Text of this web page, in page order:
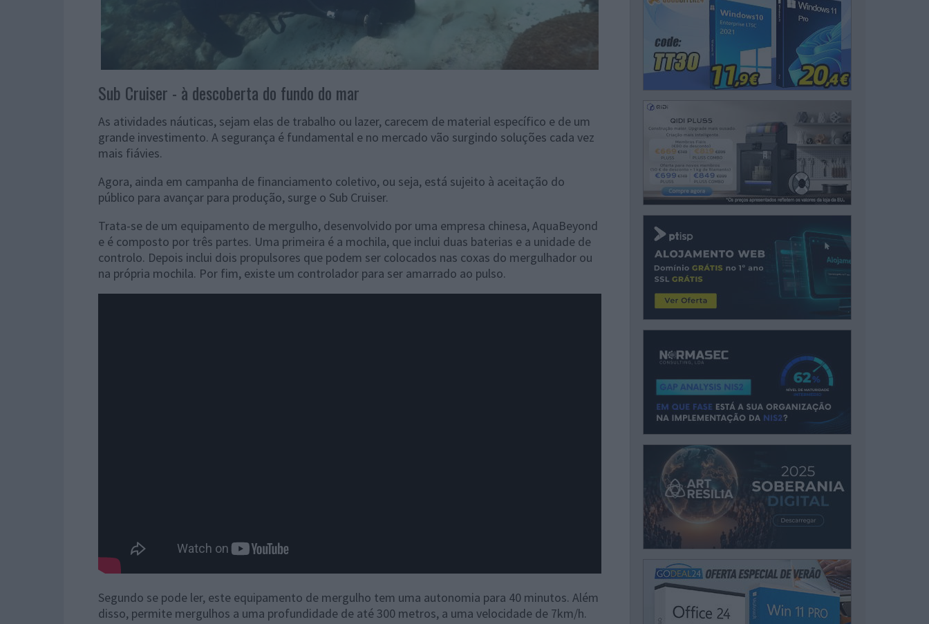
Sub Cruiser - à descoberta do fundo do mar
As atividades náuticas, sejam elas de trabalho ou lazer, carecem de material específico e de um
grande investimento. A segurança é fundamental e no mercado vão surgindo soluções cada vez
mais fiávies.
Agora, ainda em campanha de financiamento coletivo, ou seja, está sujeito à aceitação do
público para avançar para produção, surge o Sub Cruiser.
Trata-se de um equipamento de mergulho, desenvolvido por uma empresa chinesa, AquaBeyond
e é composto por três partes. Uma primeira é a mochila, que inclui duas baterias e a unidade de
controlo. Depois inclui dois propulsores que podem ser colocados nas coxas do mergulhador ou
na própria mochila. Por fim, existe um controlador para ser amarrado ao pulso.
Segundo se pode ler, este equipamento de mergulho tem uma autonomia para 40 minutos. Além
disso, permite mergulhos a uma profundidade de até 300 metros, a uma velocidade de 7km/h.